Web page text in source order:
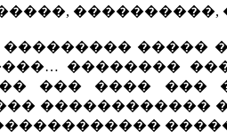
����������,
�����
��������
��� ���� ���
������������